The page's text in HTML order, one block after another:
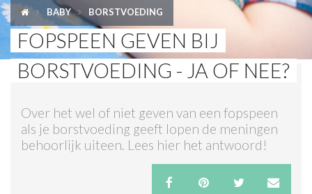
KIND
LIFESTYLE
SHOPS
ACTIES & KORTING
BABY BORSTVOEDING
FOPSPEEN GEVEN BIJ
BORSTVOEDING - JA OF NEE?
Over het wel of niet geven van een fopspeen
als je borstvoeding geeft lopen de meningen
behoorlijk uiteen. Lees hier het antwoord!